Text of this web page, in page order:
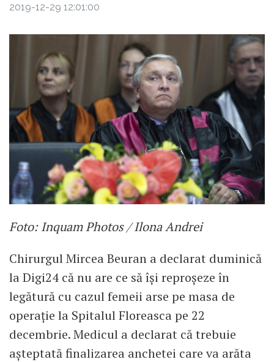
2019-12-29 12:01:00
Foto: Inquam Photos / Ilona Andrei
Chirurgul Mircea Beuran a declarat duminică
la Digi24 că nu are ce să își reproșeze în
legătură cu cazul femeii arse pe masa de
operație la Spitalul Floreasca pe 22
decembrie. Medicul a declarat că trebuie
așteptată finalizarea anchetei care va arăta